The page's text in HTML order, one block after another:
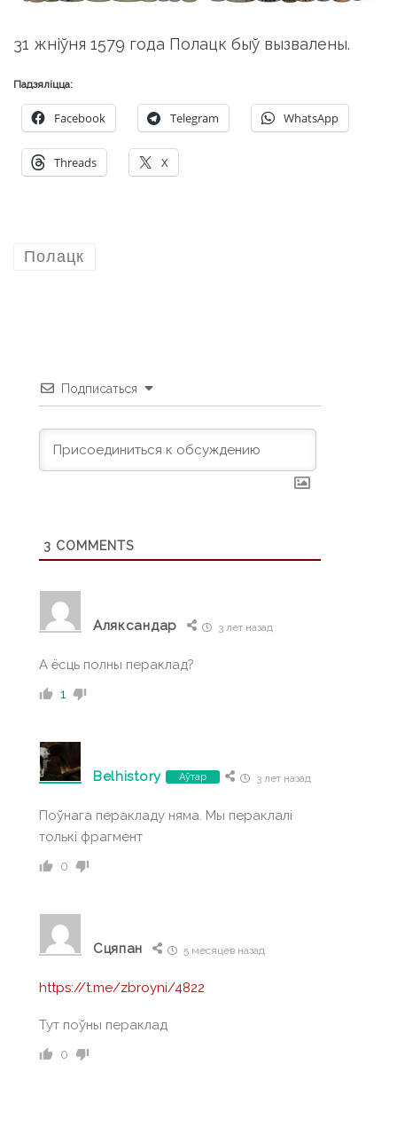
31 жніўня 1579 года Полацк быў вызвалены.
Падзяліцца:
Facebook Telegram WhatsApp
Threads X
Полацк
Подписаться
3 COMMENTS
Аляксандар 3 лет назад
А ёсць полны пераклад?
1
Belhistory Аўтар 3 лет назад
Поўнага перакладу няма. Мы пераклалі
толькі фрагмент
0
Сцяпан 5 месяцев назад
https://t.me/zbroyni/4822
Тут поўны пераклад
0